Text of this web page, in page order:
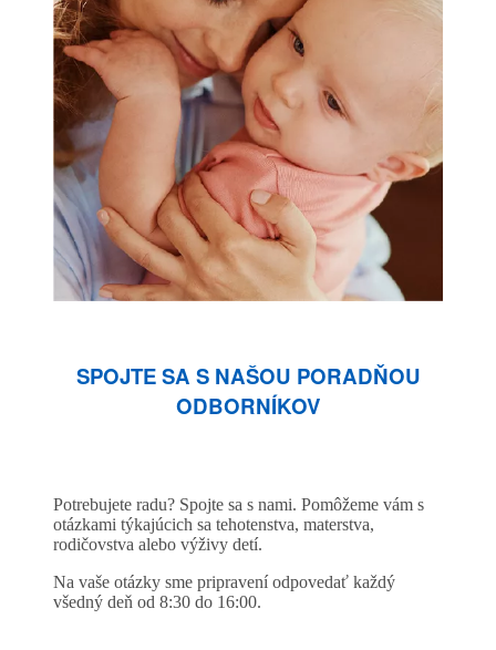
SPOJTE SA S NAŠOU PORADŇOU
ODBORNÍKOV
Potrebujete radu? Spojte sa s nami. Pomôžeme vám s
otázkami týkajúcich sa tehotenstva, materstva,
rodičovstva alebo výživy detí.
Na vaše otázky sme pripravení odpovedať každý
všedný deň od 8:30 do 16:00.